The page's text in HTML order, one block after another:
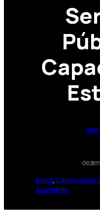
Brasil, Capacidades
Sociedade